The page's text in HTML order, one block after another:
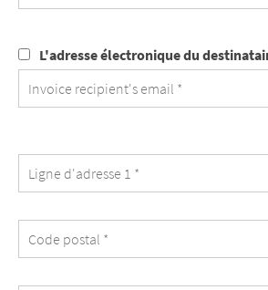
L'adresse
électronique
du
destinataire
facture
est
identique
celle
L'adresse électronique du